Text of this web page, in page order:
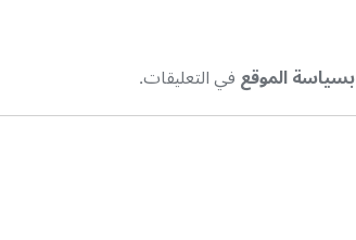
بسياسة الموقعفي التعليقات.